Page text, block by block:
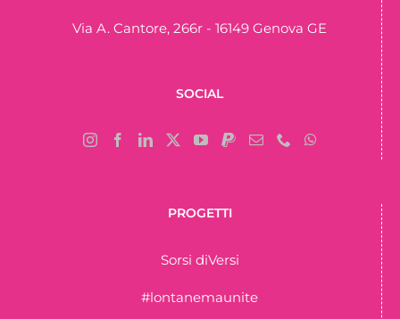
Via A. Cantore, 266r - 16149 Genova GE
SOCIAL
PROGETTI
Sorsi diVersi
#lontanemaunite